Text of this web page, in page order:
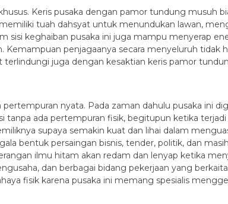
Keris pusaka dengan pamor tundung musuh
tuah dahsyat untuk menundukan lawan,
sisi keghaiban pusaka ini juga mampu menyerap
penjagaanya secara menyeluruh tidak
juga dengan kesaktian keris pamor
nyata. Pada zaman dahulu pusaka ini
tanpa ada pertempuran fisik, begitupun ketika
supaya semakin kuat dan lihai dalam
bentuk persaingan bisnis, tender, politik, dan
ilmu hitam akan redam dan lenyap ketika
dan berbagai bidang pekerjaan yang
fisik karena pusaka ini memang spesialis